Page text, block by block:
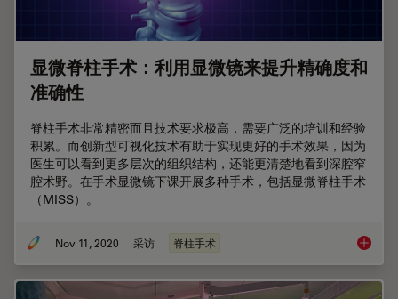
显微脊柱手术：利用显微镜来提升精确度和
准确性
脊柱手术非常精密而且技术要求极高，需要广泛的培训和经验
积累。而创新型可视化技术有助于实现更好的手术效果，因为
医生可以看到更多层次的组织结构，还能更清楚地看到深腔窄
腔术野。在手术显微镜下课开展多种手术，包括显微脊柱手术
（MISS）。
Nov 11, 2020 采访 脊柱手术 显微脊